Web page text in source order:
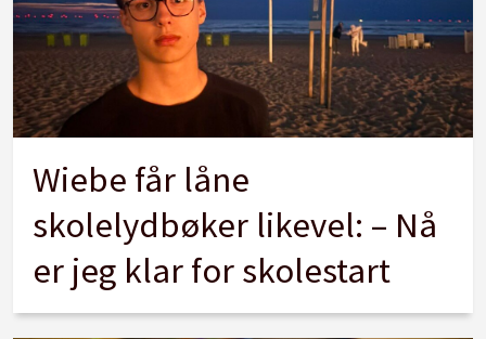
Wiebe får låne
skolelydbøker likevel: – Nå
er jeg klar for skolestart